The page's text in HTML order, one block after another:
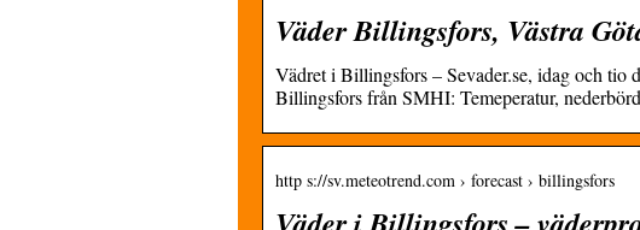
Väder Billingsfors, Västra
Vädret i Billingsfors – Sevader.se, idag och tio
Billingsfors från SMHI: Temeperatur,
http s://sv.meteotrend.com › forecast › billingsfors